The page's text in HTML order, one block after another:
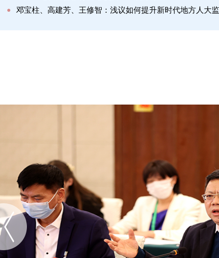
邓宝柱、高建芳、王修智：浅议如何提升新时代地方人大